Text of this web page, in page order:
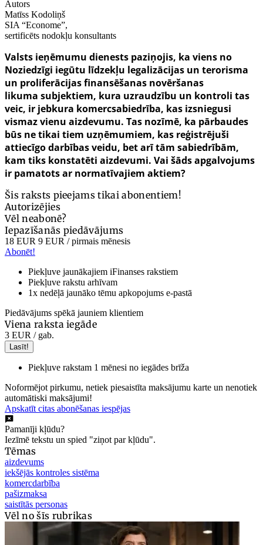
Autors
Matīss Kodoliņš
SIA “Econome”,
sertificēts nodokļu konsultants
Valsts ieņēmumu dienests paziņojis, ka viens no
Noziedzīgi iegūtu līdzekļu legalizācijas un terorisma
un proliferācijas finansēšanas novēršanas
likuma subjektiem, kura uzraudzību un kontroli tas
veic, ir jebkura komercsabiedrība, kas izsniegusi
vismaz vienu aizdevumu. Tas nozīmē, ka pārbaudes
būs ne tikai tiem uzņēmumiem, kas reģistrējuši
attiecīgo darbības veidu, bet arī tām sabiedrībām,
kam tiks konstatēti aizdevumi. Vai šāds apgalvojums
ir pamatots ar normatīvajiem aktiem?
Šis raksts pieejams tikai abonentiem!
Autorizējies
Vēl neabonē?
Iepazīšanās piedāvājums
18 EUR 9 EUR / pirmais mēnesis
Abonēt!
Piekļuve jaunākajiem iFinanses rakstiem
Piekļuve rakstu arhīvam
1x nedēļā jaunāko tēmu apkopojums e-pastā
Piedāvājums spēkā jauniem klientiem
Viena raksta iegāde
3 EUR / gab.
Lasīt!
Piekļuve rakstam 1 mēnesi no iegādes brīža
Noformējot pirkumu, netiek piesaistīta maksājumu karte un nenotiek
automātiski maksājumi!
Apskatīt citas abonēšanas iespējas
Pamanīji kļūdu?
Iezīmē tekstu un spied "ziņot par kļūdu".
Tēmas
aizdevums
iekšējās kontroles sistēma
komercdarbība
pašizmaksa
saistītās personas
Vēl no šīs rubrikas